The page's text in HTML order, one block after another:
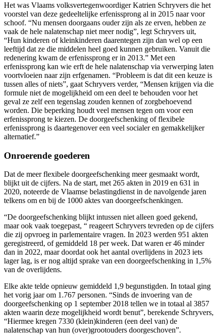
Het was Vlaams volksvertegenwoordiger Katrien Schryvers die het
voorstel van deze gedeeltelijke erfenissprong al in 2015 naar voor
schoof. “Nu mensen doorgaans ouder zijn als ze erven, hebben ze
vaak de hele nalatenschap niet meer nodig”, legt Schryvers uit,
“Hun kinderen of kleinkinderen daarentegen zijn dan wel op een
leeftijd dat ze die middelen heel goed kunnen gebruiken. Vanuit die
redenering kwam de erfenissprong er in 2013.” Met een
erfenissprong kan wie erft de hele nalatenschap via verwerping laten
voortvloeien naar zijn erfgenamen. “Probleem is dat dit een keuze is
tussen alles of niets”, gaat Schryvers verder, “Mensen krijgen via die
formule niet de mogelijkheid om een deel te behouden voor het
geval ze zelf een tegenslag zouden kennen of zorgbehoevend
worden. Die beperking houdt veel mensen tegen om voor een
erfenissprong te kiezen. De doorgeefschenking of flexibele
erfenissprong is daartegenover een veel socialer en gemakkelijker
alternatief.”
Onroerende goederen
Dat de meer flexibele doorgeefschenking meer gesmaakt wordt,
blijkt uit de cijfers. Na de start, met 265 akten in 2019 en 631 in
2020, noteerde de Vlaamse belastingdienst in de navolgende jaren
telkens om en bij de 1000 aktes van doorgeefschenkingen.
“De doorgeefschenking blijkt intussen niet alleen goed gekend,
maar ook vaak toegepast, “ reageert Schryvers tevreden op de cijfers
die zij opvroeg in parlementaire vragen. In 2023 werden 951 akten
geregistreerd, of gemiddeld 18 per week. Dat waren er 46 minder
dan in 2022, maar doordat ook het aantal overlijdens in 2023 iets
lager lag, is er nog altijd sprake van een doorgeefschenking in 1,5%
van de overlijdens.
Elke akte telde opnieuw gemiddeld 1,9 begunstigden. In totaal ging
het vorig jaar om 1.767 personen. “Sinds de invoering van de
doorgeefschenking op 1 september 2018 tellen we in totaal al 3857
akten waarin deze mogelijkheid wordt benut”, berekende Schryvers,
“Hiermee kregen 7330 (klein)kinderen (een deel van) de
nalatenschap van hun (over)grootouders doorgeschoven”.